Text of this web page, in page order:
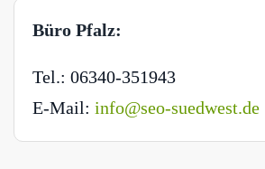
Büro Pfalz:
Tel.: 06340-351943
E-Mail: info@seo-suedwest.de